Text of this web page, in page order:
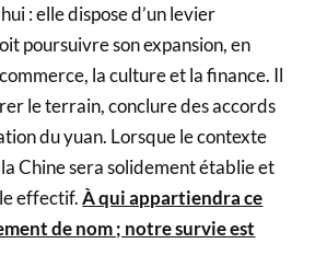
: elle dispose d’un levier
poursuivre son expansion, en
la culture et la finance. Il
le terrain, conclure des accords
du yuan. Lorsque le contexte
Chine sera solidement établie et
effectif.À qui appartiendra ce
de nom ; notre survie est